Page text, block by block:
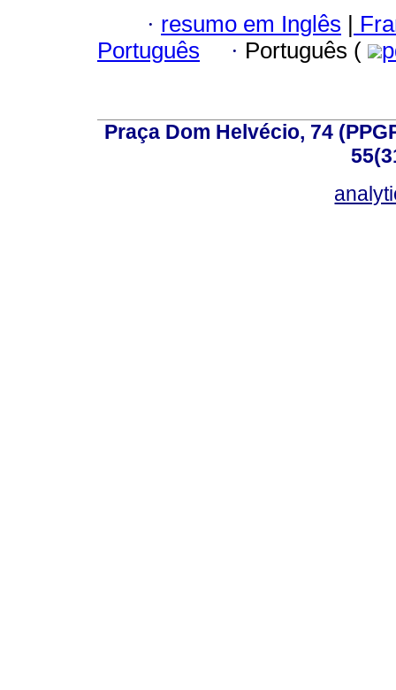
· resumo em Inglês |
Português
· Português (
Praça Dom Helvécio, 74